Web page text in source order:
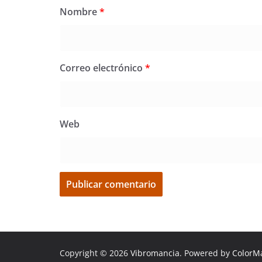
Nombre*
Correo electrónico *
Web
Copyright © 2026 Vibromancia. Powered by